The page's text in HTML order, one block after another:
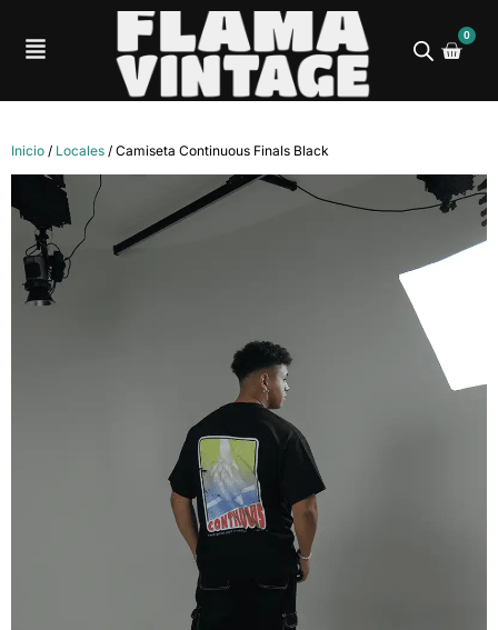
0
Inicio / Locales / Camiseta Continuous Finals Black